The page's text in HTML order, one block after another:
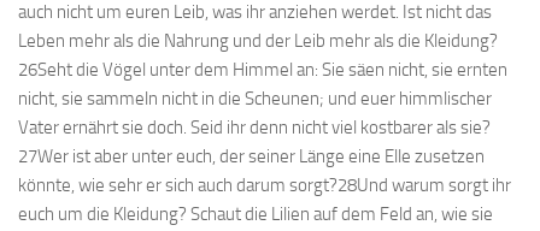
auch nicht um euren Leib, was ihr anziehen werdet. Ist nicht das
Leben mehr als die Nahrung und der Leib mehr als die Kleidung?
26Seht die Vögel unter dem Himmel an: Sie säen nicht, sie ernten
nicht, sie sammeln nicht in die Scheunen; und euer himmlischer
Vater ernährt sie doch. Seid ihr denn nicht viel kostbarer als sie?
27Wer ist aber unter euch, der seiner Länge eine Elle zusetzen
könnte, wie sehr er sich auch darum sorgt?28Und warum sorgt ihr
euch um die Kleidung? Schaut die Lilien auf dem Feld an, wie sie